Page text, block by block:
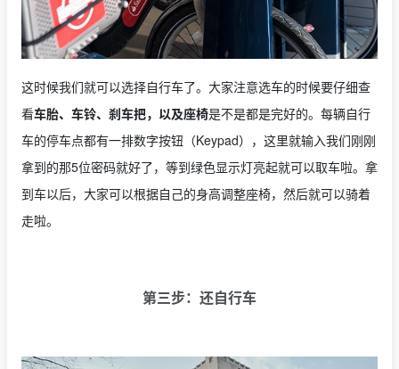
这时候我们就可以选择自行车了。大家注意选车的时候要仔细查
看车胎、车铃、刹车把，以及座椅是不是都是完好的。每辆自行
车的停车点都有一排数字按钮（Keypad），这里就输入我们刚刚
拿到的那5位密码就好了，等到绿色显示灯亮起就可以取车啦。拿
到车以后，大家可以根据自己的身高调整座椅，然后就可以骑着
走啦。
第三步：还自行车